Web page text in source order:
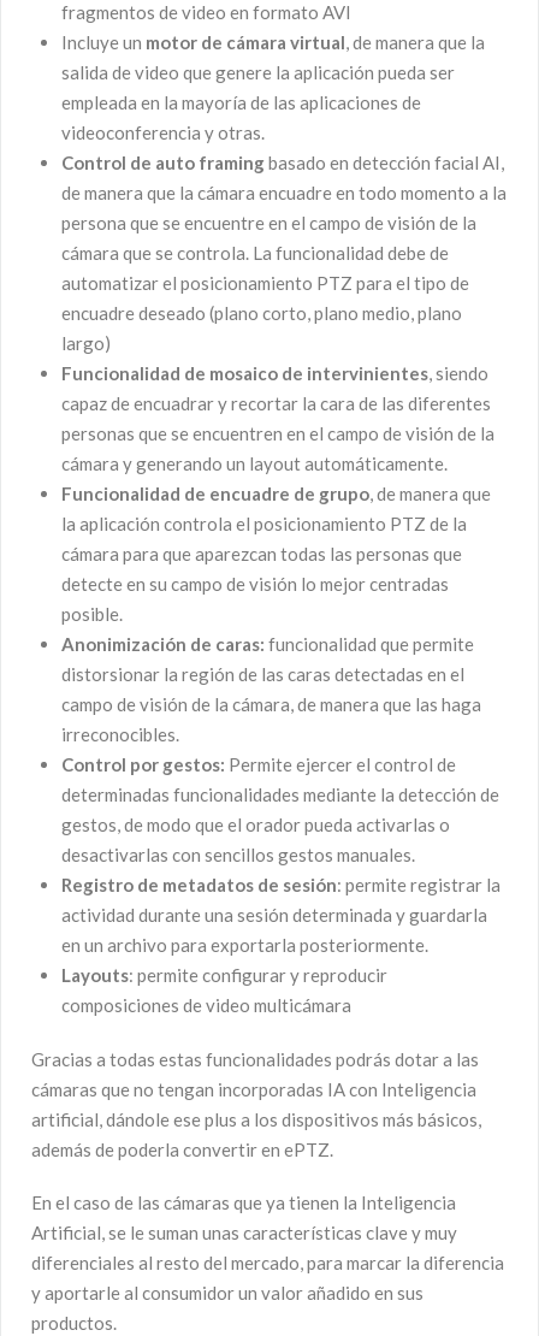
fragmentos de video en formato AVI
Incluye un motor de cámara virtual, de manera que la
salida de video que genere la aplicación pueda ser
empleada en la mayoría de las aplicaciones de
videoconferencia y otras.
Control de auto framingbasado en detección facial AI,
de manera que la cámara encuadre en todo momento a la
persona que se encuentre en el campo de visión de la
cámara que se controla. La funcionalidad debe de
automatizar el posicionamiento PTZ para el tipo de
encuadre deseado (plano corto, plano medio, plano
largo)
Funcionalidad de mosaico de intervinientes, siendo
capaz de encuadrar y recortar la cara de las diferentes
personas que se encuentren en el campo de visión de la
cámara y generando un layout automáticamente.
Funcionalidad de encuadre de grupo, de manera que
la aplicación controla el posicionamiento PTZ de la
cámara para que aparezcan todas las personas que
detecte en su campo de visión lo mejor centradas
posible.
Anonimización de caras: funcionalidad que permite
distorsionar la región de las caras detectadas en el
campo de visión de la cámara, de manera que las haga
irreconocibles.
Control por gestos: Permite ejercer el control de
determinadas funcionalidades mediante la detección de
gestos, de modo que el orador pueda activarlas o
desactivarlas con sencillos gestos manuales.
Registro de metadatos de sesión: permite registrar la
actividad durante una sesión determinada y guardarla
en un archivo para exportarla posteriormente.
Layouts: permite configurar y reproducir
composiciones de video multicámara
Gracias a todas estas funcionalidades podrás dotar a las
cámaras que no tengan incorporadas IA con Inteligencia
artificial, dándole ese plus a los dispositivos más básicos,
además de poderla convertir en ePTZ.
En el caso de las cámaras que ya tienen la Inteligencia
Artificial, se le suman unas características clave y muy
diferenciales al resto del mercado, para marcar la diferencia
y aportarle al consumidor un valor añadido en sus
productos.